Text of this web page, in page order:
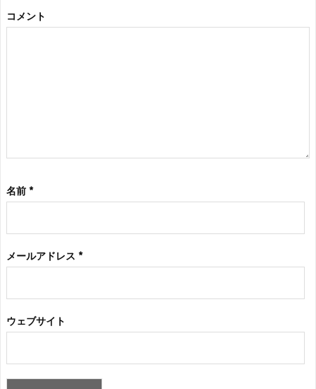
コメント
名前 *
メールアドレス *
ウェブサイト